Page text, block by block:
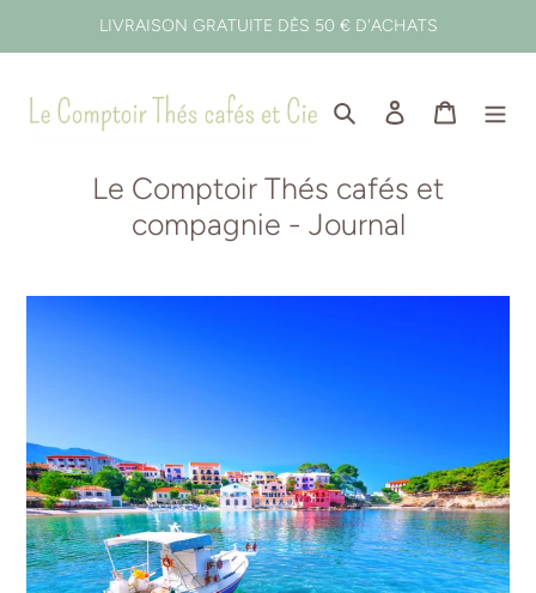
LIVRAISON GRATUITE DÈS 50 € D'ACHATS
RechercherSe connecter
Panier
Le Comptoir Thés cafés et
compagnie - Journal